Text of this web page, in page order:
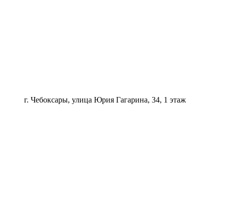
г. Чебоксары, улица Юрия Гагарина, 34, 1 этаж